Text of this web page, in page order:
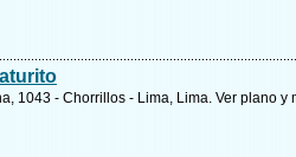
1043 - Chorrillos - Lima, Lima. Ver plano y